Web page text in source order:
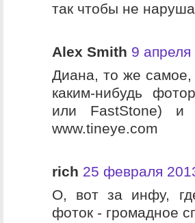
так чтобы не
Alex Smith 9 апреля
Диана, то же самое,
каким-нибудь
или FastStone) и
www.tineye.com
rich 25 февраля
О, вот за инфу,
фоток - громадное